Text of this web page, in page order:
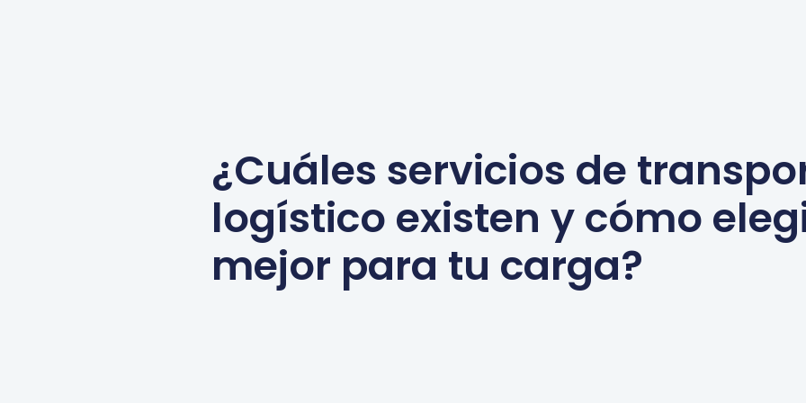
¿Cuáles servicios de
logístico existen y cómo
mejor para tu carga?